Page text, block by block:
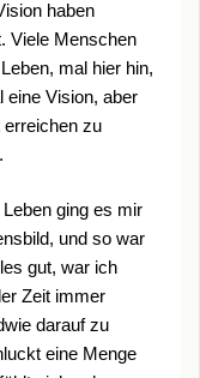
haben
Viele Menschen
mal hier hin,
eine Vision, aber
erreichen zu
ging es mir
und so war
gut, war ich
Zeit immer
darauf zu
eine Menge